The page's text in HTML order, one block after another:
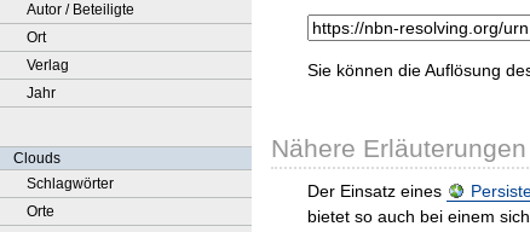
Autor / Beteiligte
Ort
Verlag
Jahr
Clouds
Schlagwörter
Orte
Sie können die Auflösung
Nähere Erläuterungen
Der Einsatz eines
bietet so auch bei einem